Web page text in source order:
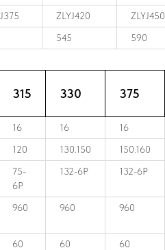
ZLYJ420
ZLYJ450
545 590
315 330 375
16 16 16
120 130.150 150.160
75-
6P
132-6P 132-6P
960 960 960
60 60 60